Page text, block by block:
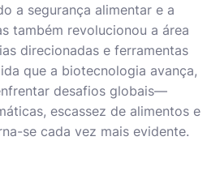
a segurança alimentar e a
também revolucionou a área
direcionadas e ferramentas
que a biotecnologia avança,
desafios globais—
escassez de alimentos e
se cada vez mais evidente.